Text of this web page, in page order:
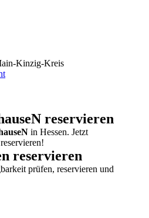
Kinzig-Kreis
reservieren
in Hessen. Jetzt
reservieren
prüfen, reservieren und